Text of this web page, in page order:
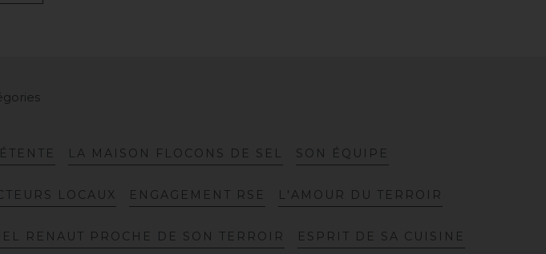
É T E N T E LA M A I S O N F L O C O N S D E S E L S O N É Q U I P E
T E U R S L O C A U X E N GAG E M E N T R S E L 'A M O U R D U T E R R O I R
E L R E N A U T P R O C H E D E S O N T E R R O I R E S P R I T D E SA C U I S I N E